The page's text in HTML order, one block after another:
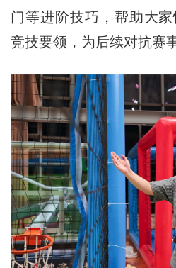
门等进阶技巧，帮助大
竞技要领，为后续对抗赛